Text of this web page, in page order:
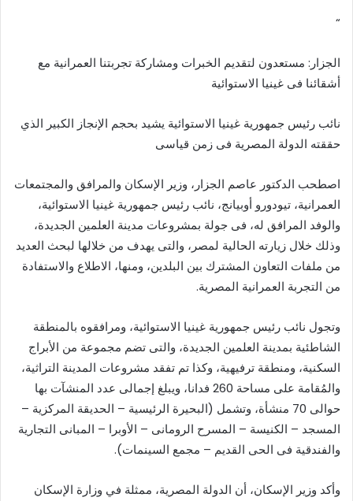
“
الجزار: مستعدون لتقديم الخبرات ومشاركة تجربتنا العمرانية مع
أشقائنا فى غينيا الاستوائية
نائب رئيس جمهورية غينيا الاستوائية يشيد بحجم الإنجاز الكبير الذي
حققته الدولة المصرية فى زمن قياسى
اصطحب الدكتور عاصم الجزار، وزير الإسكان والمرافق والمجتمعات
العمرانية، تيودورو أوبيانج، نائب رئيس جمهورية غينيا الاستوائية،
والوفد المرافق له، فى جولة بمشروعات مدينة العلمين الجديدة،
وذلك خلال زيارته الحالية لمصر، والتى يهدف من خلالها لبحث العديد
من ملفات التعاون المشترك بين البلدين، ومنها، الاطلاع والاستفادة
من التجربة العمرانية المصرية.
وتجول نائب رئيس جمهورية غينيا الاستوائية، ومرافقوه بالمنطقة
الشاطئية بمدينة العلمين الجديدة، والتى تضم مجموعة من الأبراج
السكنية، ومنطقة ترفيهية، وكذا تم تفقد مشروعات المدينة التراثية،
والمُقامة على مساحة 260 فدانا، ويبلغ إجمالى عدد المنشآت بها
حوالى 70 منشأة، وتشمل (البحيرة الرئيسية – الحديقة المركزية –
المسجد – الكنيسة – المسرح الرومانى – الأوبرا – المبانى التجارية
والفندقية فى الحى القديم – مجمع السينمات).
وأكد وزير الإسكان، أن الدولة المصرية، ممثلة في وزارة الإسكان